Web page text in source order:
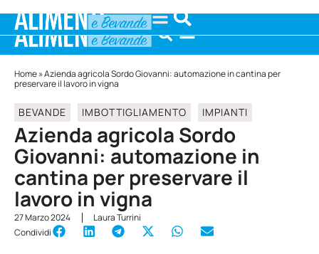
Home»Azienda agricola Sordo Giovanni: automazione in cantina per
preservare il lavoro in vigna
BEVANDE IMBOTTIGLIAMENTO IMPIANTI
Azienda agricola Sordo
Giovanni: automazione in
cantina per preservare il
lavoro in vigna
27 Marzo 2024
Laura Turrini
Condividi